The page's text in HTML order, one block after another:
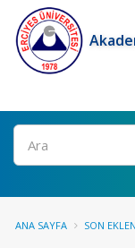
Ara
ANA SAYFA SON